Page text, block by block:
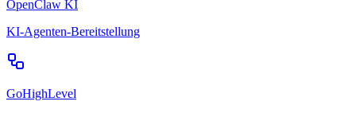
OpenClaw KI
KI-Agenten-Bereitstellung
GoHighLevel